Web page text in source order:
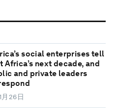
social enterprises tell
Africa’s next decade, and
and private leaders
26日